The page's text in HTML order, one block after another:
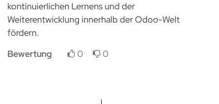
kontinuierlichen Lernens und der
Weiterentwicklung innerhalb der Odoo-Welt
fördern.
Bewertung
0 0